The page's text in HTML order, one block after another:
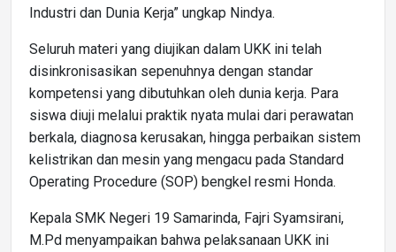
Industri dan Dunia Kerja” ungkap Nindya.
Seluruh materi yang diujikan dalam UKK ini telah
disinkronisasikan sepenuhnya dengan standar
kompetensi yang dibutuhkan oleh dunia kerja. Para
siswa diuji melalui praktik nyata mulai dari perawatan
berkala, diagnosa kerusakan, hingga perbaikan sistem
kelistrikan dan mesin yang mengacu pada Standard
Operating Procedure (SOP) bengkel resmi Honda.
Kepala SMK Negeri 19 Samarinda, Fajri Syamsirani,
M.Pd menyampaikan bahwa pelaksanaan UKK ini